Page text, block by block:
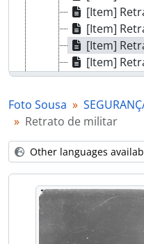
[Item]
[Item]
[Item]
[Item]
[Item]
[Item]
[Item]
[Item]
[Item]
[Item]
[Item]
[Item]
[Item]
[Item]
Foto Sousa
Retrato de militar
Other languages